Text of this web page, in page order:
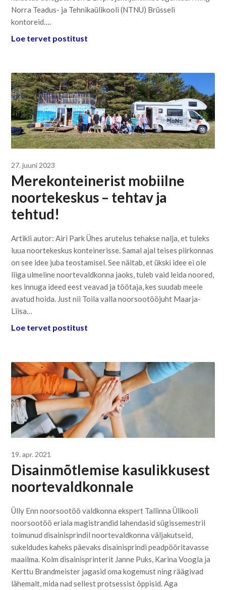
Norra Teadus- ja Tehnikaülikooli (NTNU) Brüsseli
kontoreid….
Loe tervet postitust
27. juuni 2023
Merekonteinerist mobiilne
noortekeskus – tehtav ja
tehtud!
Artikli autor: Airi Park Ühes arutelus tehakse nalja, et tuleks
luua noortekeskus konteinerisse. Samal ajal teises piirkonnas
on see idee juba teostamisel. See näitab, et ükski idee ei ole
liiga ulmeline noortevaldkonna jaoks, tuleb vaid leida noored,
kes innuga ideed eest veavad ja töötaja, kes suudab meele
avatud hoida. Just nii Toila valla noorsootööjuht Maarja-
Liisa…
Loe tervet postitust
19. apr. 2021
Disainmõtlemise kasulikkusest
noortevaldkonnale
Ülly Enn noorsootöö valdkonna ekspert Tallinna Ülikooli
noorsootöö eriala magistrandid lahendasid sügissemestril
toimunud disainisprindil noortevaldkonna väljakutseid,
sukeldudes kaheks päevaks disainisprindi peadpööritavasse
maailma. Kolm disainisprinterit Janne Puks, Karina Voogla ja
Kerttu Brandmeister jagasid oma kogemust ning räägivad
lähemalt, mida nad sellest protsessist õppisid. Aga